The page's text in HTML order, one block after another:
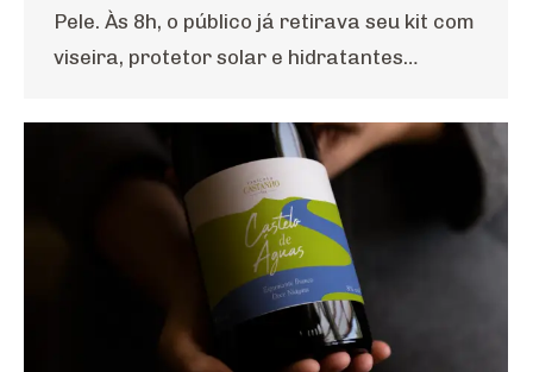
Pele. Às 8h, o público já retirava seu kit com
viseira, protetor solar e hidratantes…